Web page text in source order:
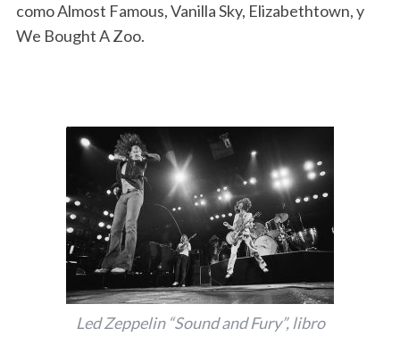
como Almost Famous, Vanilla Sky, Elizabethtown, y
We Bought A Zoo.
Led Zeppelin “Sound and Fury”, libro